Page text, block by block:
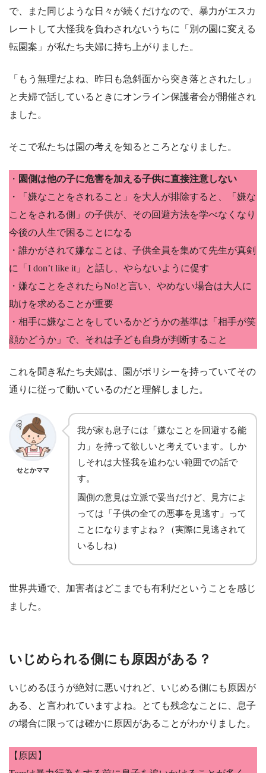
で、また同じような日々が続くだけなので、暴力がエスカ
レートして大怪我を負わされないうちに「別の園に変える
転園案」が私たち夫婦に持ち上がりました。
「もう無理だよね、昨日も急斜面から突き落とされたし」
と夫婦で話しているときにオンライン保護者会が開催され
ました。
そこで私たちは園の考えを知るところとなりました。
・ 園側は他の子に危害を加える子供に直接注意しない
・「嫌なことをされること」を大人が排除すると、「嫌な
ことをされる側」の子供が、その回避方法を学べなくなり
今後の人生で困ることになる
・誰かがされて嫌なことは、子供全員を集めて先生が真剣
に「I don’t like it」と話し、やらないように促す
・嫌なことをされたらNo!と言い、やめない場合は大人に
助けを求めることが重要
・相手に嫌なことをしているかどうかの基準は「相手が笑
顔かどうか」で、それは子ども自身が判断すること
これを聞き私たち夫婦は、園がポリシーを持っていてその
通りに従って動いているのだと理解しました。
せとかママ
我が家も息子には「嫌なことを回避する能
力」を持って欲しいと考えています。しか
しそれは大怪我を追わない範囲での話で
す。
園側の意見は立派で妥当だけど、見方によ
っては「子供の全ての悪事を見逃す」って
ことになりますよね？（実際に見逃されて
いるしね）
世界共通で、加害者はどこまでも有利だということを感じ
ました。
いじめられる側にも原因がある？
いじめるほうが絶対に悪いけれど、いじめる側にも原因が
ある、と言われていますよね。とても残念なことに、息子
の場合に限っては確かに原因があることがわかりました。
【原因】